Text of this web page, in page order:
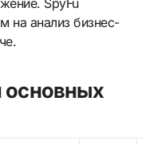
SpyFu
на анализ бизнес-
основных